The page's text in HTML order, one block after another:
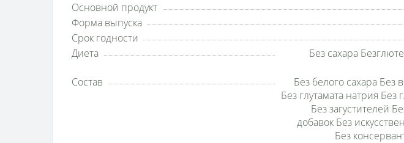
Основной продукт
Форма выпуска
Срок годности
Диета
Без сахара
Состав
Без белого сахара Без
Без глутамата натрия
Без загустителей
добавок Без
Без